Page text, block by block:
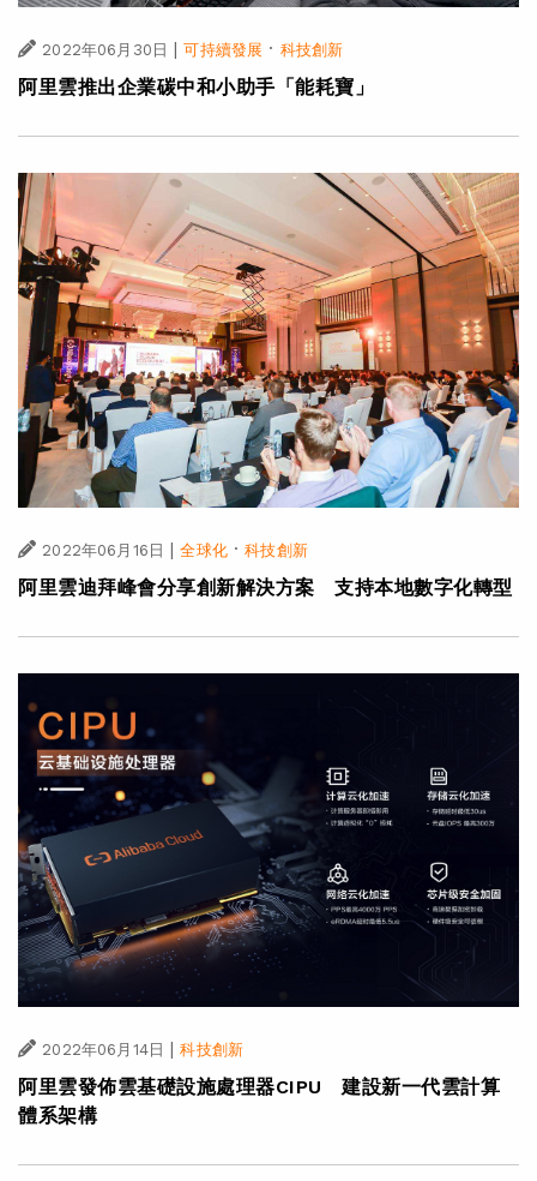
2022年06月30日 | 可持續發展 · 科技創新
阿里雲推出企業碳中和小助手「能耗寶」
2022年06月16日 | 全球化·科技創新
阿里雲迪拜峰會分享創新解決方案 支持本地數字化轉型
2022年06月14日 | 科技創新
阿里雲發佈雲基礎設施處理器CIPU 建設新一代雲計算
體系架構